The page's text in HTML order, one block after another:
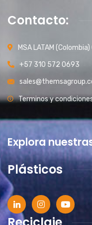
Contacto:
MSA LATAM
+57 310 572 0693
Terminos y
Explora
Plásticos